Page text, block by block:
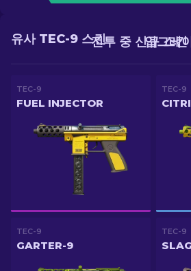
업그레
전투 중 신규 스킨
유사 TEC-9 스킨
TEC-9
FUEL INJECTOR
TEC-9
TEC-9
GARTER-9
TEC-9
SLAG